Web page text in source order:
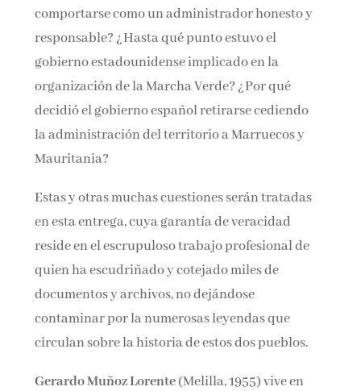
comportarse como un administrador honesto y
responsable? ¿Hasta qué punto estuvo el
gobierno estadounidense implicado en la
organización de la Marcha Verde? ¿Por qué
decidió el gobierno español retirarse cediendo
la administración del territorio a Marruecos y
Mauritania?
Estas y otras muchas cuestiones serán tratadas
en esta entrega, cuya garantía de veracidad
reside en el escrupuloso trabajo profesional de
quien ha escudriñado y cotejado miles de
documentos y archivos, no dejándose
contaminar por la numerosas leyendas que
circulan sobre la historia de estos dos pueblos.
Gerardo Muñoz Lorente(Melilla, 1955) vive en